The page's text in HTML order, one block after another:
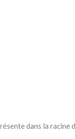
dans la racine